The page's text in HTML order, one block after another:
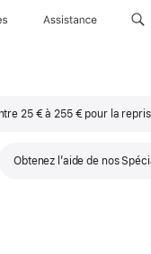
Assistance
25 € à 255 € pour la
Obtenez l’aide de nos